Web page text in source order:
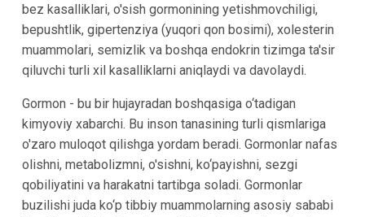
bez kasalliklari, o'sish gormonining yetishmovchiligi,
bepushtlik, gipertenziya (yuqori qon bosimi), xolesterin
muammolari, semizlik va boshqa endokrin tizimga ta'sir
qiluvchi turli xil kasalliklarni aniqlaydi va davolaydi.
Gormon - bu bir hujayradan boshqasiga o‘tadigan
kimyoviy xabarchi. Bu inson tanasining turli qismlariga
o'zaro muloqot qilishga yordam beradi. Gormonlar nafas
olishni, metabolizmni, o'sishni, ko‘payishni, sezgi
qobiliyatini va harakatni tartibga soladi. Gormonlar
buzilishi juda ko‘p tibbiy muammolarning asosiy sababi